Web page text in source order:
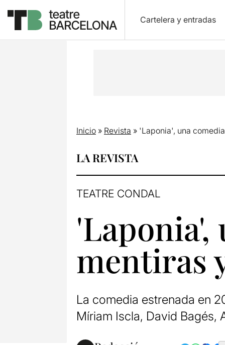
Cartelera y entradas
Inicio» Revista » 'Laponia', una
LA REVISTA
TEATRE CONDAL
'Laponia',
mentiras
La comedia estrenada en
Míriam Iscla, David Bagés,